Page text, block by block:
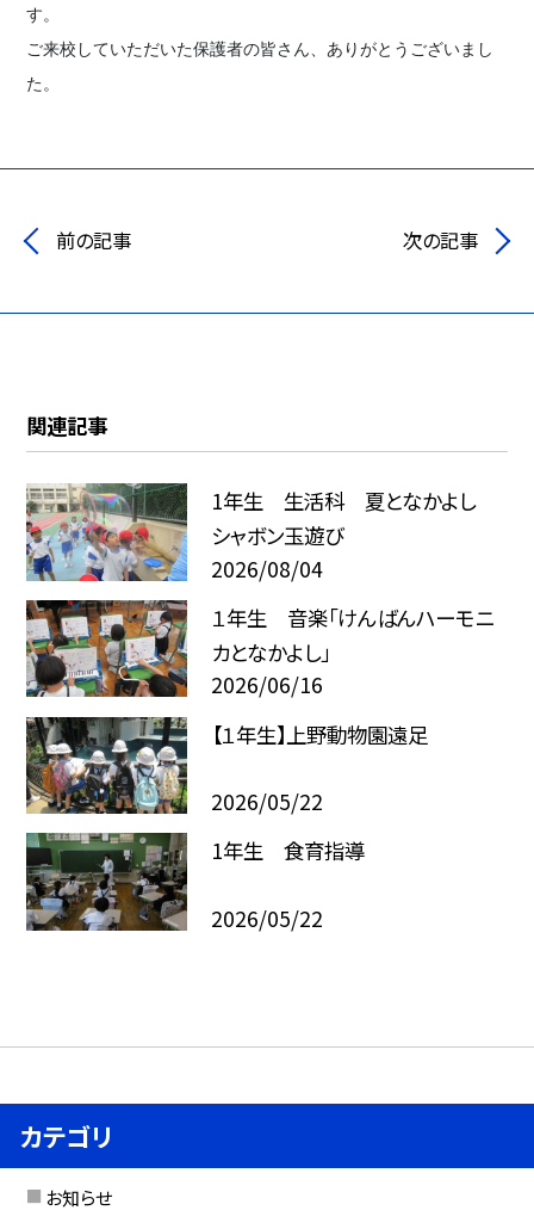
す。
ご来校していただいた保護者の皆さん、ありがとうございまし
た。
前の記事 次の記事
関連記事
1年生 生活科 夏となかよし
シャボン玉遊び
2026/08/04
１年生 音楽「けんばんハーモニ
カとなかよし」
2026/06/16
【１年生】上野動物園遠足
2026/05/22
1年生 食育指導
2026/05/22
カテゴリ
お知らせ